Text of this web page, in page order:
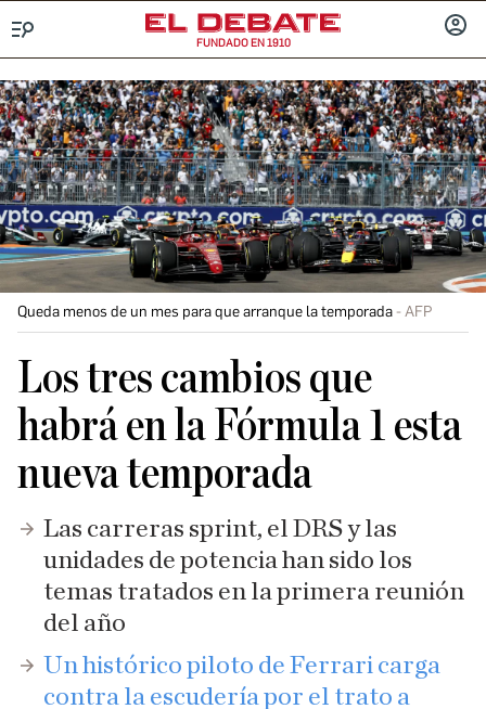
FUNDADO EN 1910
Queda menos de un mes para que arranque la temporada AFP
Los tres cambios que
habrá en la Fórmula 1 esta
nueva temporada
Las carreras sprint, el DRS y las
unidades de potencia han sido los
temas tratados en la primera reunión
del año
Un histórico piloto de Ferrari carga
contra la escudería por el trato a